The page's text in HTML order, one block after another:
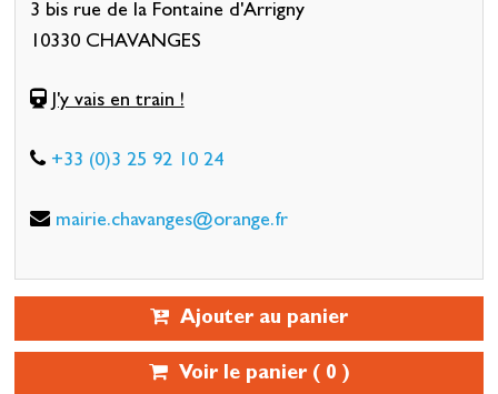
3 bis rue de la Fontaine d'Arrigny
10330 CHAVANGES
J'y vais en train !
+33 (0)3 25 92 10 24
mairie.chavanges@orange.fr
Ajouter au panier
Voir le panier ( 0 )